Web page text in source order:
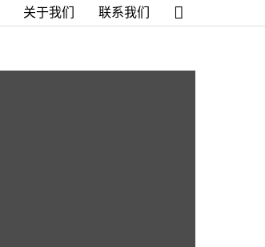
关于我们 联系我们 搜
索